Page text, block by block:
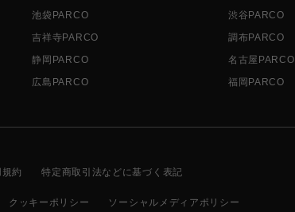
池袋PARCO
渋谷PARCO
吉祥寺PARCO
調布PARCO
静岡PARCO
名古屋PARCO
広島PARCO
福岡PARCO
約 特定商取引法などに基づく表記
クッキーポリシー ソーシャルメディアポリシー